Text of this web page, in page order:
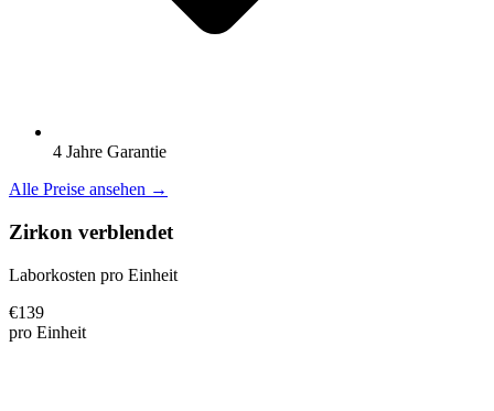
4 Jahre Garantie
Alle Preise ansehen →
Zirkon verblendet
Laborkosten pro Einheit
€139
pro Einheit